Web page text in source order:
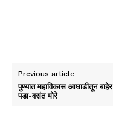
Previous article
पुण्यात महाविकास आघाडीतून बाहेर
पडा-वसंत मोरे